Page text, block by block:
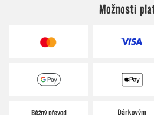
Možnosti